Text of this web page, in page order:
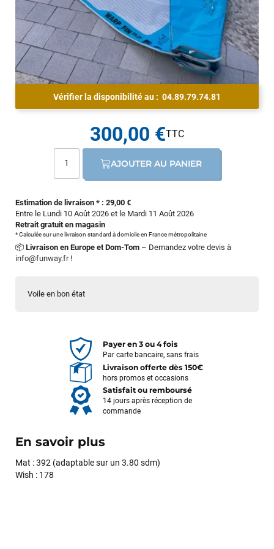
Voile en bon état
Vérifier la disponibilité au : 04.89.79.74.81
Estimation de livraison * : 29,00 €
Entre le Lundi 10 Août 2026 et le Mardi 11 Août 2026
Retrait gratuit en magasin
* Calculée sur une livraison standard à domicile en France métropolitaine
📦 Livraison en Europe et Dom-Tom – Demandez votre devis à
info@funway.fr!
300,00 €
AJOUTER AU PANIER
Payer en 3 ou 4 fois
Par carte bancaire, sans frais
Livraison offerte dès 150€
hors promos et occasions
Satisfait ou remboursé
14 jours après réception de
commande
En savoir plus
Mat : 392 (adaptable sur un 3.80 sdm)
Wish : 178